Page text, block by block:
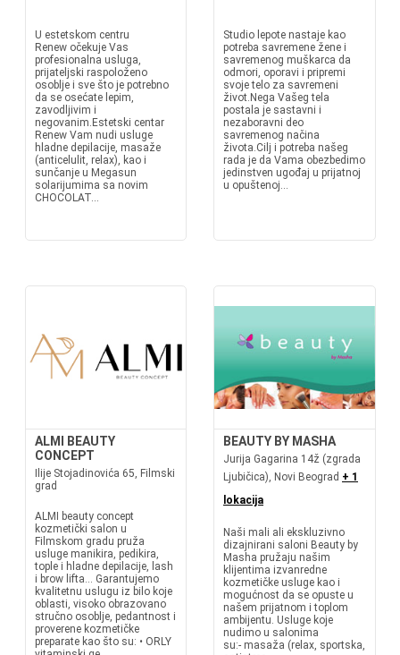
U estetskom centru
Renew očekuje Vas
profesionalna usluga,
prijateljski raspoloženo
osoblje i sve što je potrebno
da se osećate lepim,
zavodljivim i
negovanim.Estetski centar
Renew Vam nudi usluge
hladne depilacije, masaže
(anticelulit, relax), kao i
sunčanje u Megasun
solarijumima sa novim
CHOCOLAT...
Studio lepote nastaje kao
potreba savremene žene i
savremenog muškarca da
odmori, oporavi i pripremi
svoje telo za savremeni
život.Nega Vašeg tela
postala je sastavni i
nezaboravni deo
savremenog načina
života.Cilj i potreba našeg
rada je da Vama obezbedimo
jedinstven ugođaj u prijatnoj
u opuštenoj...
ALMI BEAUTY
CONCEPT
Ilije Stojadinovića 65, Filmski
grad
ALMI beauty concept
kozmetički salon u
Filmskom gradu pruža
usluge manikira, pedikira,
tople i hladne depilacije, lash
i brow lifta... Garantujemo
kvalitetnu uslugu iz bilo koje
oblasti, visoko obrazovano
stručno osoblje, pedantnost i
proverene kozmetičke
preparate kao što su: • ORLY
BEAUTY BY MASHA
Jurija Gagarina 14ž (zgrada
Ljubičica), Novi Beograd + 1
lokacija
Naši mali ali ekskluzivno
dizajnirani saloni Beauty by
Masha pružaju našim
klijentima izvanredne
kozmetičke usluge kao i
mogućnost da se opuste u
našem prijatnom i toplom
ambijentu. Usluge koje
nudimo u salonima
su:- masaža (relax, sportska,